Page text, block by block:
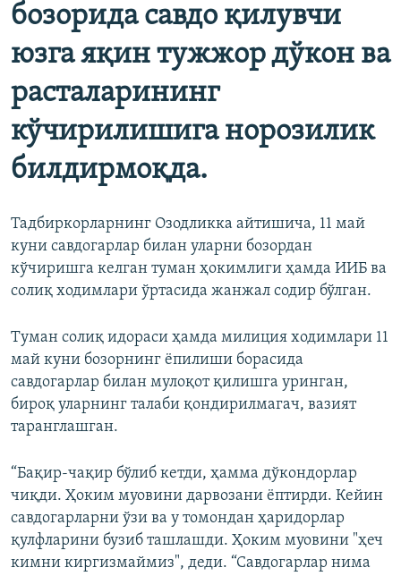
бозорида савдо қилувчи
юзга яқин тужжор дўкон ва
расталарининг
кўчирилишига норозилик
билдирмоқда.
Тадбиркорларнинг Озодликка айтишича, 11 май
куни савдогарлар билан уларни бозордан
кўчиришга келган туман ҳокимлиги ҳамда ИИБ ва
солиқ ходимлари ўртасида жанжал содир бўлган.
Туман солиқ идораси ҳамда милиция ходимлари 11
май куни бозорнинг ёпилиши борасида
савдогарлар билан мулоқот қилишга уринган,
бироқ уларнинг талаби қондирилмагач, вазият
таранглашган.
“Бақир-чақир бўлиб кетди, ҳамма дўкондорлар
чиқди. Ҳоким муовини дарвозани ёптирди. Кейин
савдогарларни ўзи ва у томондан ҳаридорлар
қулфларини бузиб ташлашди. Ҳоким муовини "ҳеч
кимни киргизмаймиз", деди. “Савдогарлар нима